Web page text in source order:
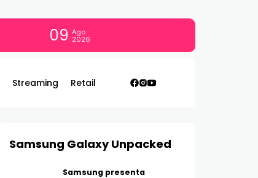
09 Ago
2026
Streaming Retail
Samsung Galaxy Unpacked
Samsung presenta